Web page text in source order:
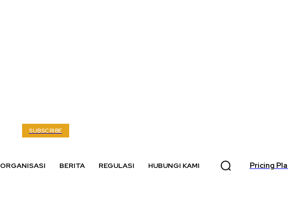
SUBSCRIBE
ORGANISASI BERITA REGULASI HUBUNGI KAMI Pricing